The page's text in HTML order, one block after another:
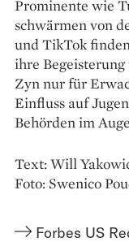
Prominente wie
schwärmen von
und TikTok
ihre
Zyn nur für
Einfluss auf
Behörden im
Text: Will
Foto: Swenico
Forbes US